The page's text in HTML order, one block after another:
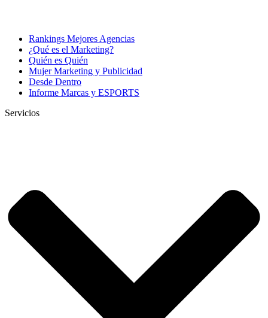
Rankings Mejores Agencias
¿Qué es el Marketing?
Quién es Quién
Mujer Marketing y Publicidad
Desde Dentro
Informe Marcas y ESPORTS
Servicios